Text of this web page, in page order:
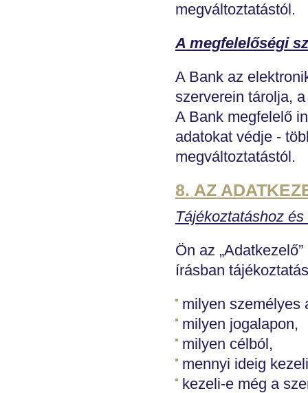
megváltoztatástól.
A megfelelőségi
A Bank az
szerverein tárolja,
A Bank megfelelő
adatokat védje -
megváltoztatástól.
8. AZ
Tájékoztatáshoz
Ön az
írásban
milyen személyes
milyen jogalapon,
milyen célból,
mennyi ideig
kezeli-e még a